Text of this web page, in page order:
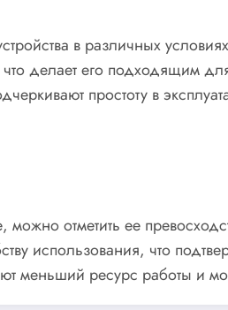
в различных
делает его подходящим
простоту в
отметить ее
использования, что
ресурс работы и